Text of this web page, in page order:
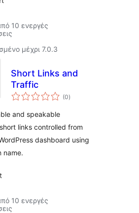
10 ενεργές
μέχρι 7.0.3
Short Links and
Traffic
(0αξιολογήσεις
σύνολο
)
and speakable
links controlled from
dashboard using
name.
10 ενεργές